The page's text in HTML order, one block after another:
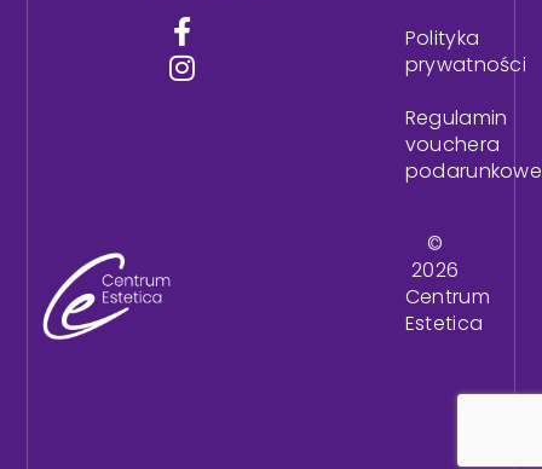
Polityka
prywatności
Regulamin
vouchera
©
2026
Centrum
Estetica